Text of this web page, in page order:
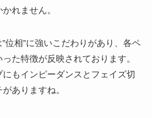
れません。
位相”に強いこだわりがあり、各ペ
た特徴が反映されております。
にもインピーダンスとフェイズ切
ありますね。